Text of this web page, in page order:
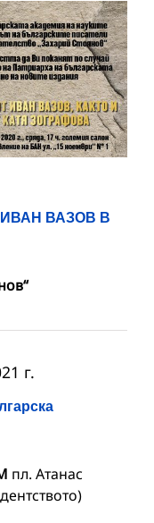
ВАЗОВ В
г.
пл. Атанас